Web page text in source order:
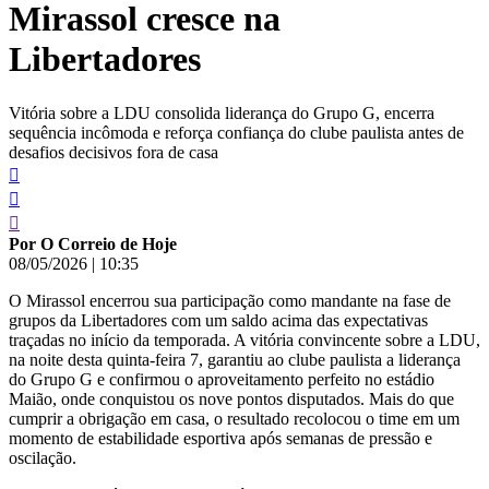
conteúdo
Mirassol cresce na
Libertadores
Vitória sobre a LDU consolida liderança do Grupo G, encerra
sequência incômoda e reforça confiança do clube paulista antes de
desafios decisivos fora de casa
Por O Correio de Hoje
08/05/2026 | 10:35
O Mirassol encerrou sua participação como mandante na fase de
grupos da Libertadores com um saldo acima das expectativas
traçadas no início da temporada. A vitória convincente sobre a LDU,
na noite desta quinta-feira 7, garantiu ao clube paulista a liderança
do Grupo G e confirmou o aproveitamento perfeito no estádio
Maião, onde conquistou os nove pontos disputados. Mais do que
cumprir a obrigação em casa, o resultado recolocou o time em um
momento de estabilidade esportiva após semanas de pressão e
oscilação.